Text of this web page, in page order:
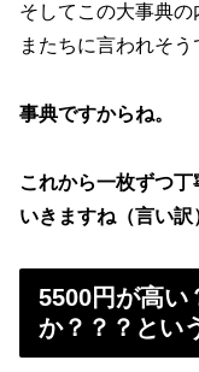
そしてこの大事典
またちに言われそう
事典ですからね。
これから一枚ずつ
いきますね（言い訳
5500円が高い
か？？？とい